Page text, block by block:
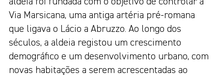
Via Marsicana, uma antiga artéria pré-romana
que ligava o Lácio a Abruzzo. Ao longo dos
séculos, a aldeia registou um crescimento
demográfico e um desenvolvimento urbano, com
novas habitações a serem acrescentadas ao